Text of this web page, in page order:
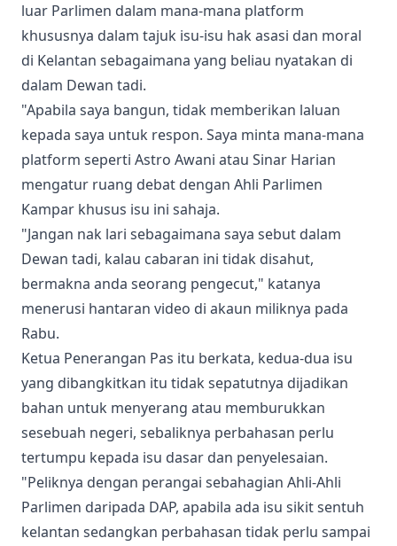
luar Parlimen dalam mana-mana platform
khususnya dalam tajuk isu-isu hak asasi dan moral
di Kelantan sebagaimana yang beliau nyatakan di
dalam Dewan tadi.
"Apabila saya bangun, tidak memberikan laluan
kepada saya untuk respon. Saya minta mana-mana
platform seperti Astro Awani atau Sinar Harian
mengatur ruang debat dengan Ahli Parlimen
Kampar khusus isu ini sahaja.
"Jangan nak lari sebagaimana saya sebut dalam
Dewan tadi, kalau cabaran ini tidak disahut,
bermakna anda seorang pengecut," katanya
menerusi hantaran video di akaun miliknya pada
Rabu.
Ketua Penerangan Pas itu berkata, kedua-dua isu
yang dibangkitkan itu tidak sepatutnya dijadikan
bahan untuk menyerang atau memburukkan
sesebuah negeri, sebaliknya perbahasan perlu
tertumpu kepada isu dasar dan penyelesaian.
"Peliknya dengan perangai sebahagian Ahli-Ahli
Parlimen daripada DAP, apabila ada isu sikit sentuh
kelantan sedangkan perbahasan tidak perlu sampai